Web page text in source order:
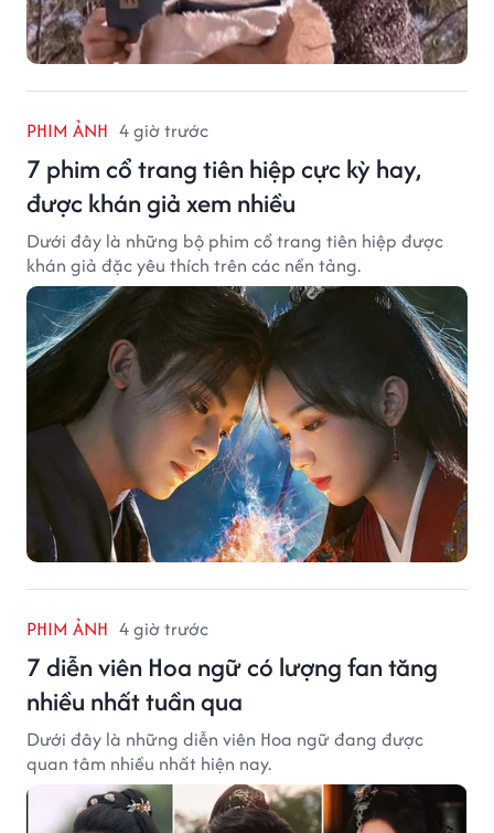
PHIM ẢNH 4 giờ trước
7 phim cổ trang tiên hiệp cực kỳ hay,
được khán giả xem nhiều
Dưới đây là những bộ phim cổ trang tiên hiệp được
khán giả đặc yêu thích trên các nền tảng.
PHIM ẢNH 4 giờ trước
7 diễn viên Hoa ngữ có lượng fan tăng
nhiều nhất tuần qua
Dưới đây là những diễn viên Hoa ngữ đang được
quan tâm nhiều nhất hiện nay.